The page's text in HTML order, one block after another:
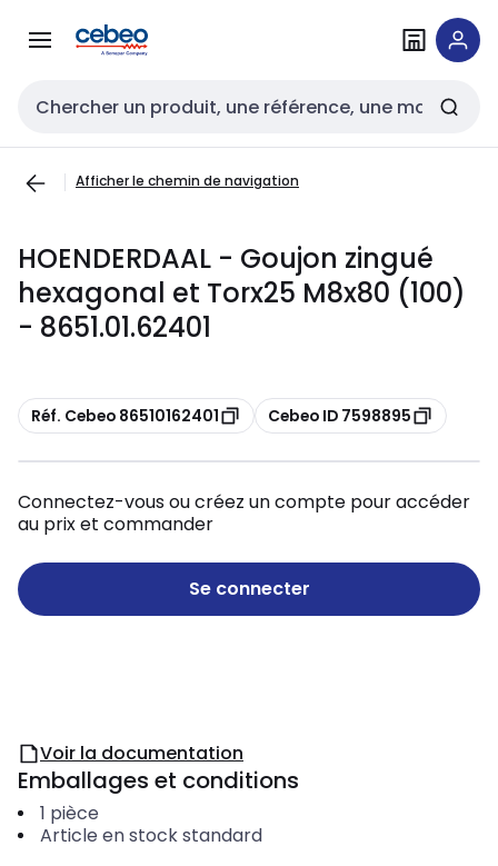
navigationau
Entrée de recherche
Afficher le chemin de navigation
HOENDERDAAL - Goujon zingué
hexagonal et Torx25 M8x80 (100)
- 8651.01.62401
Copier
Réf. Cebeo 86510162401 Copier
Cebeo ID 7598895
Connectez-vous ou créez un compte pour accéder
au prix et commander
Se connecter
Voir la documentation
Emballages et conditions
1 pièce
Article en stock standard